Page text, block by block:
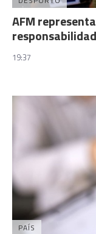
AFM
19:37
PAÍS